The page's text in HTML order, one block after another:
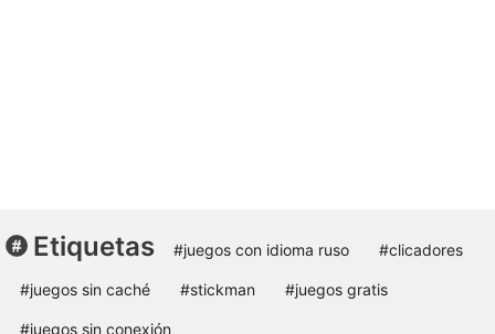
Etiquetas #juegos con idioma ruso #clicadores
#juegos sin caché #stickman #juegos gratis
#juegos sin conexión